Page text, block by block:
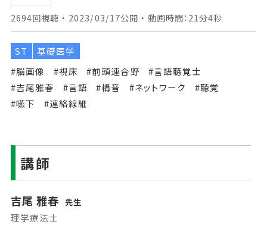
2694回視聴 ・ 2023/03/17公開 ・ 動画時間：21分4秒
ST
基礎医学
#脳画像
#視床 #前頭連合野
#言語聴覚士
#吉尾雅春
#言語 #構音 #ネットワーク
#聴覚
#嚥下
#連絡線維
講師
吉尾 雅春 先生
理学療法士